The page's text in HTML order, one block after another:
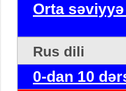
Orta
Rus dili
0-dan 10